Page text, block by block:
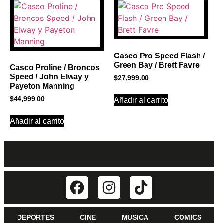
Casco Proline / Broncos
Speed / John Elway y
Payeton Manning
$44,999.00
Añadir al carrito
Casco Pro Speed Flash /
Green Bay / Brett Favre
$27,999.00
Añadir al carrito
DEPORTES CINE MUSICA COMICS